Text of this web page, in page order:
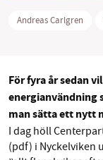
OM OSS
Sök
Threads
Andreas Carlgren
För fyra år sedan
energianvändning
man sätta ett nytt
I dag höll
(pdf) i Nyckelviken